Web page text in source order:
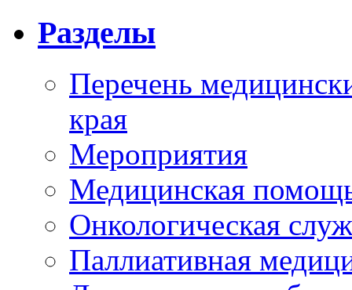
Разделы
Перечень
края
Мероприятия
Медицинская
Онкологическая
Паллиативная